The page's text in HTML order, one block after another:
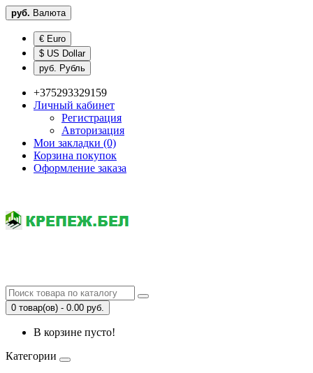
руб. Валюта
€ Euro
$ US Dollar
руб. Рубль
+375293329159
Личный кабинет
Регистрация
Авторизация
Мои закладки (0)
Корзина покупок
Оформление заказа
0 товар(ов) - 0.00 руб.
В корзине пусто!
Категории